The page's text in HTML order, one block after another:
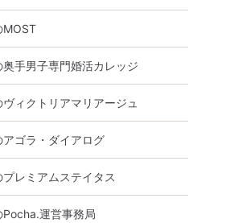
MOST
手男子専門婚活カレッジ
ィクトリアマリアージュ
ゴラ・ダイアログ
レミアムステイタス
Pocha.運営事務局